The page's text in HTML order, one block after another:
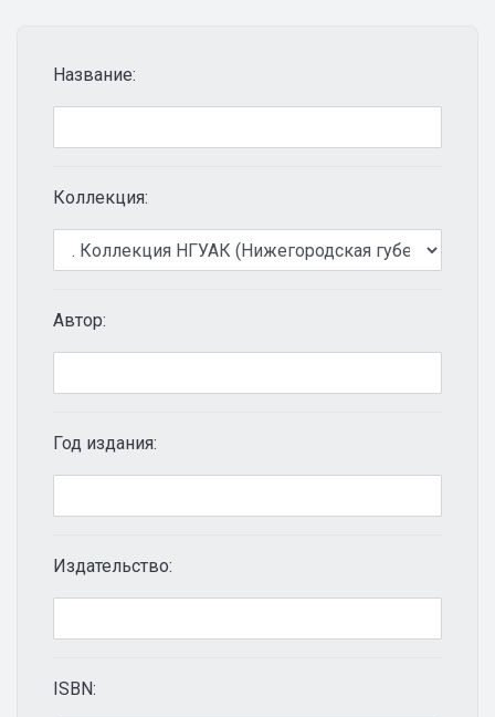
Название:
Коллекция:
Автор:
Год издания:
Издательство:
ISBN: